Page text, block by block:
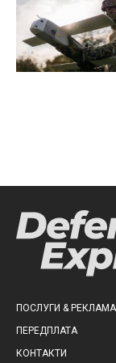
ПОСЛУГИ & РЕКЛАМА
ПЕРЕДПЛАТА
КОНТАКТИ